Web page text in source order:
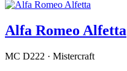
Alfa Romeo Alfetta
MC D222 · Mistercraft